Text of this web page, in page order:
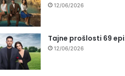
12/06/2026
Tajne prošlosti 69
12/06/2026